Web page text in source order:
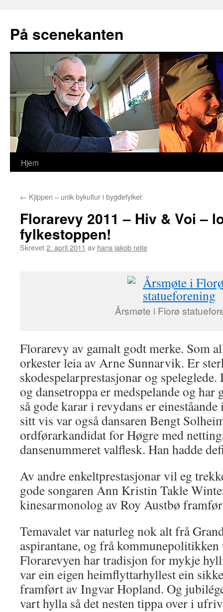
På scenekanten
Hopp
innhold
Hjem
← Kjippen – unik bykultur i bygdefylket
Florarevy 2011 – Hiv & Voi –
fylkestoppen!
Skrevet2. april 2011 av hans jakob reite
Årsmøte i Florø
Florarevy av gamalt godt merke. Som
orkester leia av Arne Sunnarvik. Er
skodespelarprestasjonar og
og dansetroppa er medspelande og har
så gode karar i revydans er
sitt vis var også dansaren Bengt
ordførarkandidat for Høgre med
dansenummeret valflesk. Han hadde
Av andre enkeltprestasjonar vil eg
gode songaren Ann Kristin Takle
kinesarmonolog av Roy Austbø
Temavalet var naturleg nok alt frå
aspirantane, og frå
Florarevyen har tradisjon for mykje
var ein eigen heimflyttarhyllest ein
framført av Ingvar Hopland. Og
vart hylla så det nesten tippa over i